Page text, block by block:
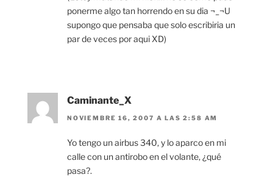
ponerme algo tan horrendo en su dia ¬_¬U
supongo que pensaba que solo escribiria un
par de veces por aqui XD)
Caminante_X
NOVIEMBRE 16, 2007 A LAS 2:58 AM
Yo tengo un airbus 340, y lo aparco en mi
calle con un antirobo en el volante, ¿qué
pasa?.